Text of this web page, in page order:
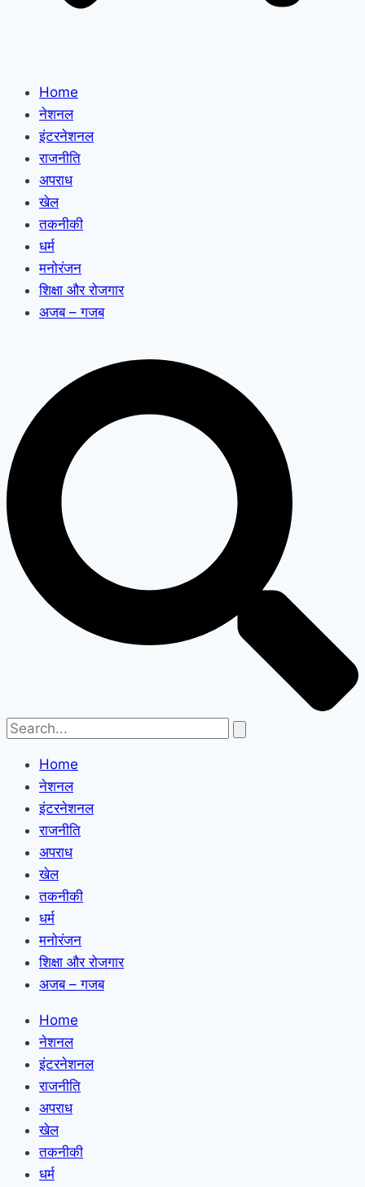
Home
नेशनल
इंटरनेशनल
राजनीति
अपराध
खेल
तकनीकी
धर्म
मनोरंजन
शिक्षा और रोजगार
अजब – गजब
Home
नेशनल
इंटरनेशनल
राजनीति
अपराध
खेल
तकनीकी
धर्म
मनोरंजन
शिक्षा और रोजगार
अजब – गजब
Home
नेशनल
इंटरनेशनल
राजनीति
अपराध
खेल
तकनीकी
धर्म